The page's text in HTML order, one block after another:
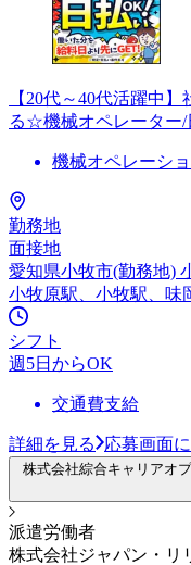
【20代～40代活躍中
る☆機械オペレーター/
機械オペレーシ
勤務地
面接地
愛知県小牧市(勤務地)
小牧原駅、小牧駅、味
シフト
週5日からOK
交通費支給
詳細を見る 応募画面
株式会社綜合キャリアオ
派遣労働者
株式会社ジャパン・リ